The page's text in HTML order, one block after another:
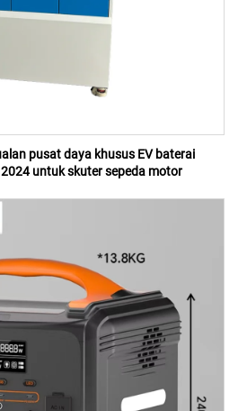
pusat daya khusus EV baterai
untuk skuter sepeda motor